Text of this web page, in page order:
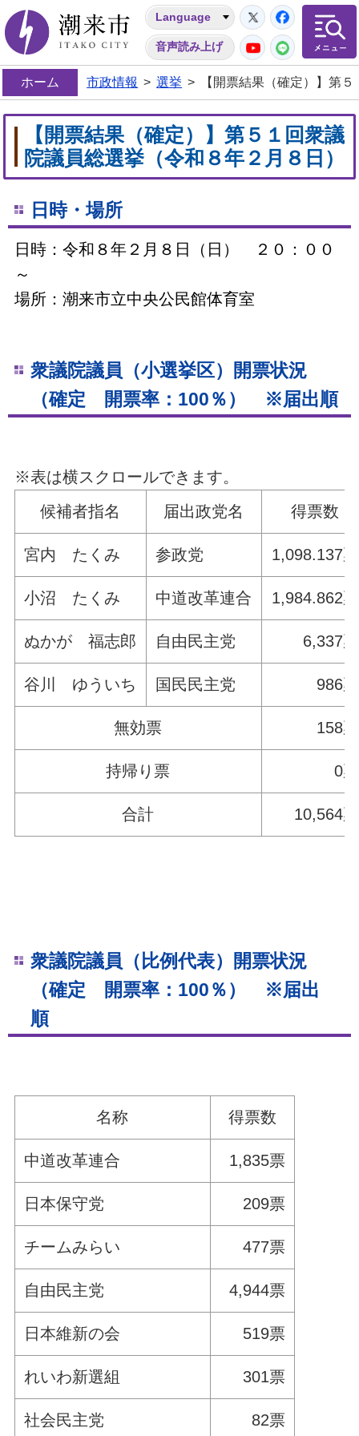
潮来市
Language
音声読み上げ
Twitter
YouTube
LINE
ホーム 市政情報 > 選挙 > 【開票結果（確定）】第
【開票結果（確定）】第５１回衆議
院議員総選挙（令和８年２月８日）
日時・場所
日時：令和８年２月８日（日） ２０：００
～
場所：潮来市立中央公民館体育室
衆議院議員（小選挙区）開票状況
（確定 開票率：100％） ※届出順
※表は横スクロールできます。
候補者指名
届出政党名 得票数
宮内 たくみ 参政党 1,098.137票
小沼 たくみ 中道改革連合 1,984.862票
ぬかが 福志郎 自由民主党 6,337票
谷川 ゆういち 国民民主党 986票
無効票 158票
持帰り票 0票
合計 10,564票
衆議院議員（比例代表）開票状況
（確定 開票率：100％） ※届出
順
名称 得票数
中道改革連合 1,835票
日本保守党 209票
チームみらい 477票
自由民主党 4,944票
日本維新の会 519票
れいわ新選組 301票
社会民主党 82票